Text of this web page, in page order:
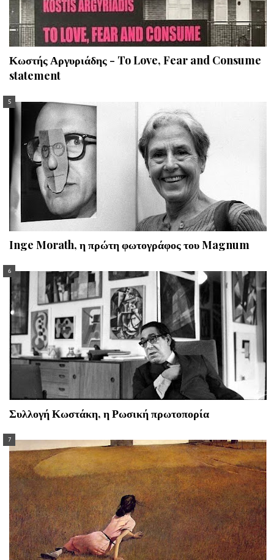
Κωστής Αργυριάδης - To Love, Fear and Consume
statement
Inge Morath, η πρώτη φωτογράφος του Magnum
Συλλογή Κωστάκη, η Ρωσική πρωτοπορία